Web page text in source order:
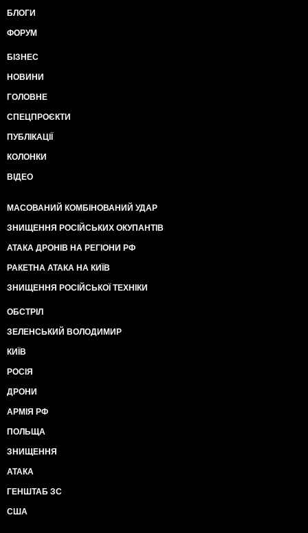
БЛОГИ
ФОРУМ
БІЗНЕС
НОВИНИ
ГОЛОВНЕ
СПЕЦПРОЄКТИ
ПУБЛІКАЦІЇ
КОЛОНКИ
ВІДЕО
МАСОВАНИЙ КОМБІНОВАНИЙ УДАР
ЗНИЩЕННЯ РОСІЙСЬКИХ ОКУПАНТІВ
АТАКА ДРОНІВ НА РЕГІОНИ РФ
РАКЕТНА АТАКА НА КИЇВ
ЗНИЩЕННЯ РОСІЙСЬКОЇ ТЕХНІКИ
ОБСТРІЛ
ЗЕЛЕНСЬКИЙ ВОЛОДИМИР
КИЇВ
РОСІЯ
ДРОНИ
АРМІЯ РФ
ПОЛЬЩА
ЗНИЩЕННЯ
АТАКА
ГЕНШТАБ ЗС
США